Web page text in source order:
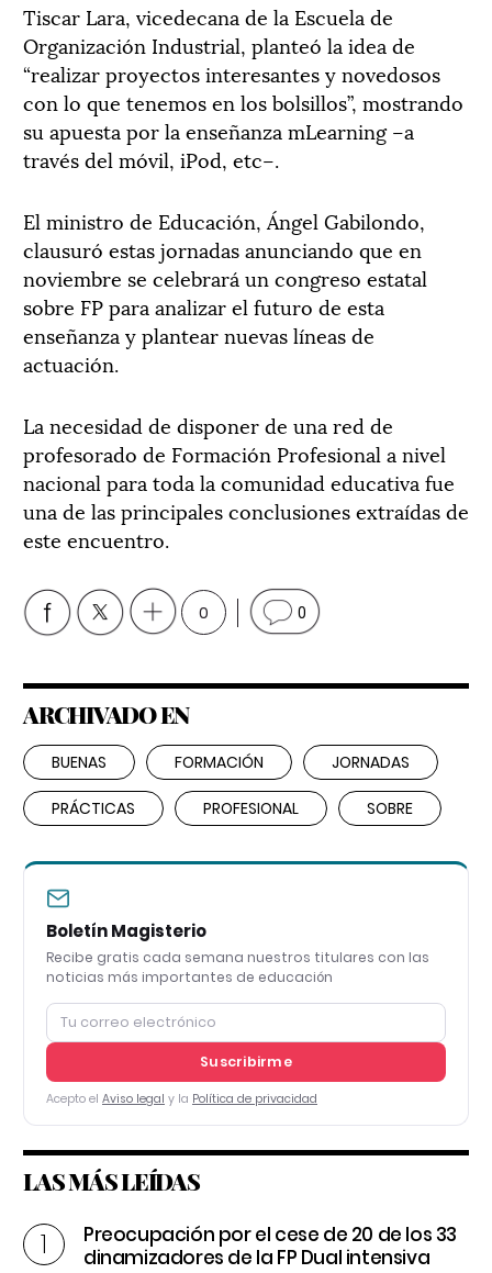
Tiscar Lara, vicedecana de la Escuela de
Organización Industrial, planteó la idea de
“realizar proyectos interesantes y novedosos
con lo que tenemos en los bolsillos”, mostrando
su apuesta por la enseñanza mLearning –a
través del móvil, iPod, etc–.
El ministro de Educación, Ángel Gabilondo,
clausuró estas jornadas anunciando que en
noviembre se celebrará un congreso estatal
sobre FP para analizar el futuro de esta
enseñanza y plantear nuevas líneas de
actuación.
La necesidad de disponer de una red de
profesorado de Formación Profesional a nivel
nacional para toda la comunidad educativa fue
una de las principales conclusiones extraídas de
este encuentro.
0 0
ARCHIVADO EN
BUENAS FORMACIÓN JORNADAS
PRÁCTICAS PROFESIONAL SOBRE
Boletín Magisterio
Recibe gratis cada semana nuestros titulares con las
noticias más importantes de educación
Suscribirme
Acepto el Aviso legal y la Política de privacidad
LAS MÁS LEÍDAS
Preocupación por el cese de 20 de los 33
dinamizadores de la FP Dual intensiva